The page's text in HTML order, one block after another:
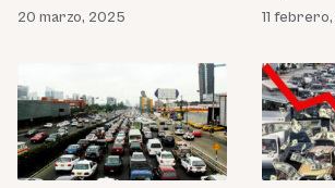
20 marzo, 2025 11